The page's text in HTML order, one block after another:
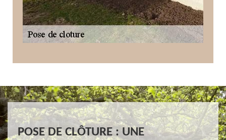
POSE DE CLÔTURE : UNE